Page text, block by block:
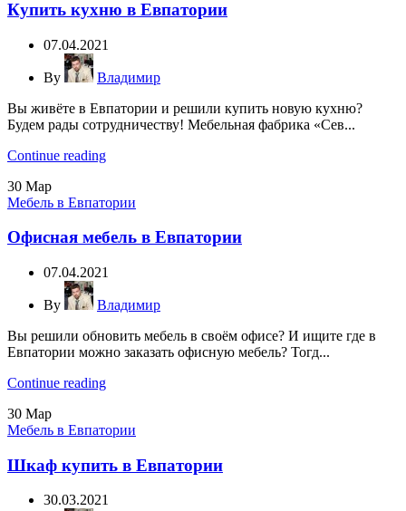
Купить кухню в Евпатории
07.04.2021
By
Владимир
Вы живёте в Евпатории и решили купить новую кухню?
Будем рады сотрудничеству! Мебельная фабрика «Сев...
Continue reading
30 Мар
Мебель в Евпатории
Офисная мебель в Евпатории
07.04.2021
By
Владимир
Вы решили обновить мебель в своём офисе? И ищите где в
Евпатории можно заказать офисную мебель? Тогд...
Continue reading
30 Мар
Мебель в Евпатории
Шкаф купить в Евпатории
30.03.2021